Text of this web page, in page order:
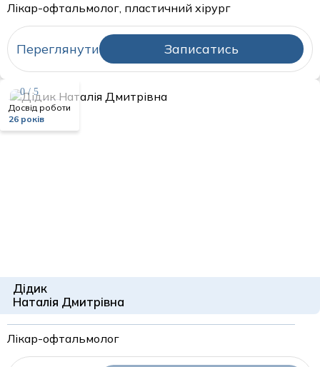
Лікар-офтальмолог, пластичний хірург
Переглянути Записатись
0 / 5
Досвід роботи
26 років
Дідик
Наталія Дмитрівна
Лікар-офтальмолог